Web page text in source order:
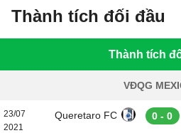
Thành tích đối đầu
Thành tích
VĐQG
23/07
2021
Queretaro FC 0 - 0